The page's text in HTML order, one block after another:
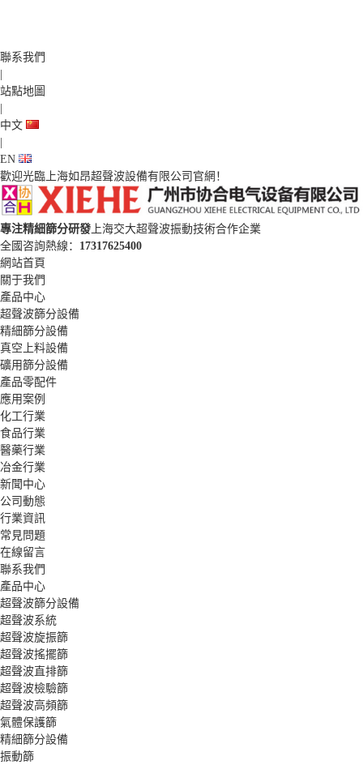
聯系我們
站點地圖
中文
EN
歡迎光臨上海如昂超聲波設備有限公司官網！
專注精細篩分研發 上海交大超聲波振動技術合作企業
全國咨詢熱線： 17317625400
網站首頁
關于我們
產品中心
超聲波篩分設備
精細篩分設備
真空上料設備
礦用篩分設備
產品零配件
應用案例
化工行業
食品行業
醫藥行業
冶金行業
新聞中心
公司動態
行業資訊
常見問題
在線留言
聯系我們
產品中心
超聲波篩分設備
超聲波系統
超聲波旋振篩
超聲波搖擺篩
超聲波直排篩
超聲波檢驗篩
超聲波高頻篩
氣體保護篩
精細篩分設備
振動篩